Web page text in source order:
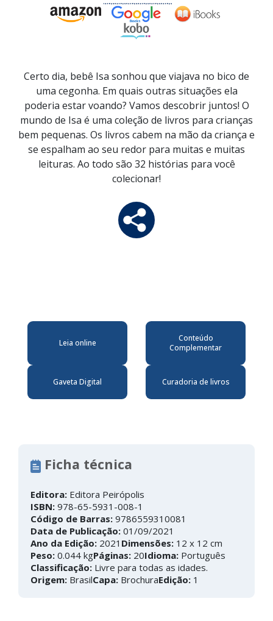
Certo dia, bebê Isa sonhou que viajava no bico de
uma cegonha. Em quais outras situações ela
poderia estar voando? Vamos descobrir juntos! O
mundo de Isa é uma coleção de livros para crianças
bem pequenas. Os livros cabem na mão da criança e
se espalham ao seu redor para muitas e muitas
leituras. Ao todo são 32 histórias para você
colecionar!
Leia online
Conteúdo
Complementar
Gaveta Digital Curadoria de livros
Ficha técnica
Editora: Editora Peirópolis
ISBN: 978-65-5931-008-1
Código de Barras: 9786559310081
Data de Publicação: 01/09/2021
Ano da Edição: 2021 Dimensões: 12 x 12 cm
Peso: 0.044 kgPáginas: 20Idioma: Português
Classificação: Livre para todas as idades.
Origem: BrasilCapa: BrochuraEdição: 1